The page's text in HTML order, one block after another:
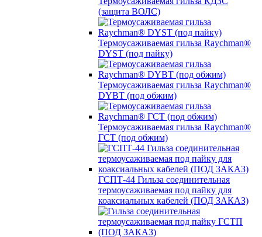
(защита ВОЛС)
Термоусаживаемая гильза Raychman®
DYST (под пайку)
Термоусаживаемая гильза Raychman®
DYBT (под обжим)
Термоусаживаемая гильза Raychman®
ГСТ (под обжим)
ГСПТ-44 Гильза соединительная
термоусаживаемая под пайку для
коаксиальных кабелей (ПОД ЗАКАЗ)